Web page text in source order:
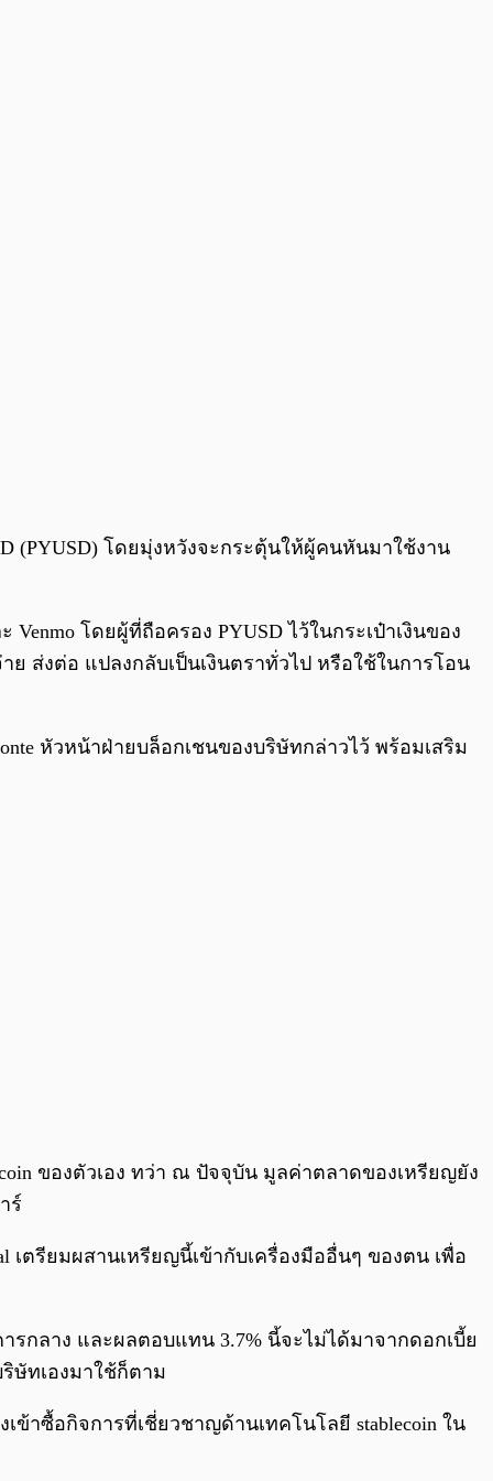
0:00 0:00
(PYUSD) โดยมุ่งหวังจะกระตุ้นให้ผู้คนหันมาใช้งาน
โดยผู้ที่ถือครอง PYUSD ไว้ในกระเป๋าเงินของ
ส่งต่อ แปลงกลับเป็นเงินตราทั่วไป หรือใช้ในการโอน
หัวหน้าฝ่ายบล็อกเชนของบริษัทกล่าวไว้ พร้อมเสริม
ของตัวเอง ทว่า ณ ปัจจุบัน มูลค่าตลาดของเหรียญยัง
ร์
เตรียมผสานเหรียญนี้เข้ากับเครื่องมืออื่นๆ ของตน เพื่อ
รกลาง และผลตอบแทน 3.7% นี้จะไม่ได้มาจากดอกเบี้ย
ษัทเองมาใช้ก็ตาม
เข้าซื้อกิจการที่เชี่ยวชาญด้านเทคโนโลยี stablecoin ใน